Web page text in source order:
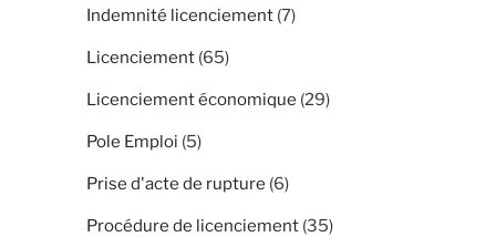
Indemnité licenciement (7)
Licenciement (65)
Licenciement économique (29)
Pole Emploi (5)
Prise d'acte de rupture (6)
Procédure de licenciement (35)